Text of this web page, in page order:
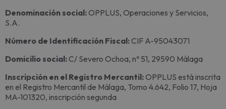
Denominación social:OPPLUS, Operaciones y Servicios,
S.A.
Número de Identificación Fiscal:CIF A-95043071
Domicilio social:C/ Severo Ochoa, nº 51, 29590 Málaga
Inscripción en el Registro Mercantil:OPPLUS está inscrita
en el Registro Mercantil de Málaga, Tomo 4.642, Folio 17, Hoja
MA-101320, inscripción segunda